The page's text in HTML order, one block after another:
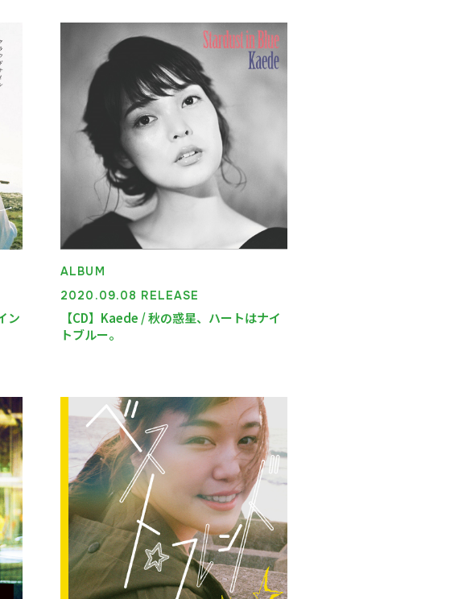
ダウンロード
こんにちネギネギ！（メルマガ、回覧
ン
ALBUM
2020.09.08 RELEASE
【CD】Kaede / 秋の惑星、ハートはナイ
トブルー。